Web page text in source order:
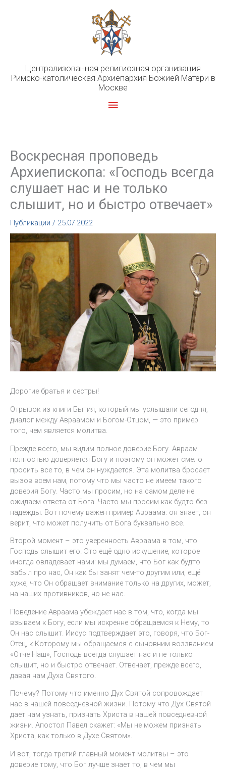
Централизованная религиозная организация
Римско-католическая Архиепархия Божией Матери в
Москве
Главное
Воскресная проповедь
Архиепископа: «Господь всегда
слушает нас и не только
слышит, но и быстро отвечает»
Публикации / 25.07.2022
Дорогие братья и сестры!
Отрывок из книги Бытия, который мы услышали сегодня,
диалог между Авраамом и Богом-Отцом, — это пример
того, чем является молитва.
Прежде всего, мы видим полное доверие Богу. Авраам
полностью доверяется Богу и поэтому он может смело
просить все то, в чем он нуждается. Эта молитва бросает
вызов всем нам, потому что мы часто не имеем такого
доверия Богу. Часто мы просим, но на самом деле не
ожидаем ответа от Бога. Часто мы просим как будто без
надежды. Вот почему важен пример Авраама: он знает, он
верит, что может получить от Бога буквально все.
Второй момент – это уверенность Авраама в том, что
Господь слышит его. Это ещё одно искушение, которое
иногда овладевает нами: мы думаем, что Бог как будто
забыл про нас, Он как бы занят чем-то другим или, ещё
хуже, что Он обращает внимание только на других, может,
на наших противников, но не нас.
Поведение Авраама убеждает нас в том, что, когда мы
взываем к Богу, если мы искренне обращаемся к Нему, то
Он нас слышит. Иисус подтверждает это, говоря, что Бог-
Отец, к Которому мы обращаемся с сыновним воззванием
«Отче Наш», Господь всегда слушает нас и не только
слышит, но и быстро отвечает. Отвечает, прежде всего,
давая нам Духа Святого.
Почему? Потому что именно Дух Святой сопровождает
нас в нашей повседневной жизни. Потому что Дух Святой
дает нам узнать, признать Христа в нашей повседневной
жизни. Апостол Павел скажет: «Мы не можем признать
Христа, как только в Духе Святом».
И вот, тогда третий главный момент молитвы – это
доверие тому, что Бог лучше знает то, в чем мы